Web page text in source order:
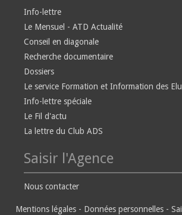
Info-lettre
Le Mensuel - ATD Actualité
Conseil en diagonale
Recherche documentaire
Dossiers
Le service Formation et Information des
Info-lettre spéciale
Le Fil d'actu
La lettre du Club ADS
Saisir l'Agence
Nous contacter
Mentions légales - Données personnelles -